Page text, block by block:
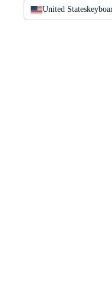
United States